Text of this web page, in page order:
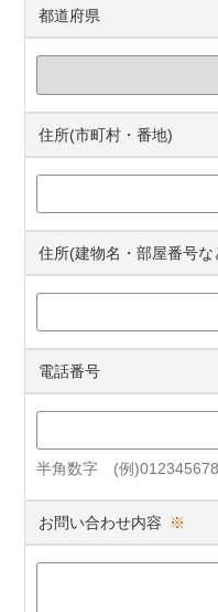
都道府県
住所(市町村・番地)
住所(建物名・部屋番号な
電話番号
半角数字 (例
お問い合わせ内容 ※